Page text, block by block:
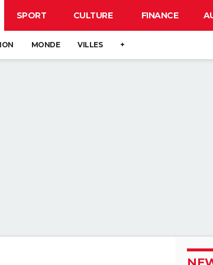
SPORT CULTURE FINANCE
MONDE VILLES +